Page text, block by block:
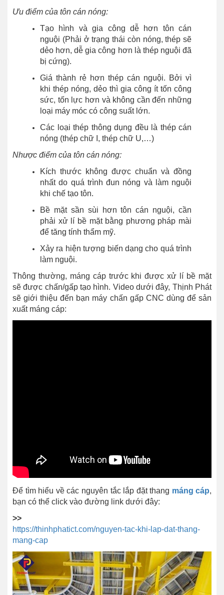
Ưu điểm của tôn cán nóng:
Tạo hình và gia công dễ hơn tôn cán
nguội (Phải ở trạng thái còn nóng, thép sẽ
dẻo hơn, dễ gia công hơn là thép nguội đã
bị cứng).
Giá thành rẻ hơn thép cán nguội. Bởi vì
khi thép nóng, dẻo thì gia công ít tốn công
sức, tốn lực hơn và không cần đến những
loại máy móc có công suất lớn.
Các loại thép thông dụng đều là thép cán
nóng (thép chữ I, thép chữ U,…)
Nhược điểm của tôn cán nóng:
Kích thước không được chuẩn và đồng
nhất do quá trình đun nóng và làm nguội
khi chế tạo tôn.
Bề mặt sần sùi hơn tôn cán nguội, cần
phải xử lí bề mặt bằng phương pháp mài
để tăng tính thẩm mỹ.
Xảy ra hiện tượng biến dạng cho quá trình
làm nguội.
Thông thường, máng cáp trước khi được xử lí bề mặt
sẽ được chấn/gấp tạo hình. Video dưới đây, Thịnh Phát
sẽ giới thiệu đến bạn máy chấn gấp CNC dùng để sản
xuất máng cáp:
Để tìm hiểu về các nguyên tắc lắp đặt thang máng cáp,
bạn có thể click vào đường link dưới đây:
>>
https://thinhphatict.com/nguyen-tac-khi-lap-dat-thang-
mang-cap